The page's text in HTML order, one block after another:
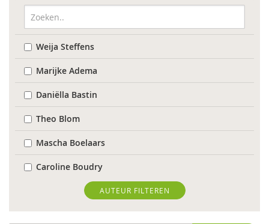
Weija Steffens
Marijke Adema
Daniëlla Bastin
Theo Blom
Mascha Boelaars
Caroline Boudry
Wouter Bulckaert
Wilmie Colbers
AUTEUR FILTEREN